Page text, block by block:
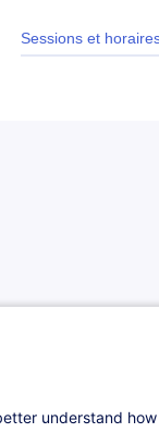
Sessions et
alimentaire dans
pour les enfants
understand